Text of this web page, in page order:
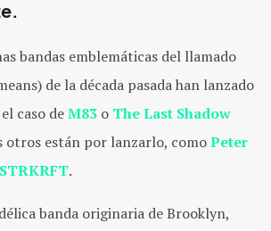
bandas emblemáticas del llamado
de la década pasada han lanzado
caso deM83 o The Last Shadow
otros están por lanzarlo, comoPeter
.
banda originaria de Brooklyn,